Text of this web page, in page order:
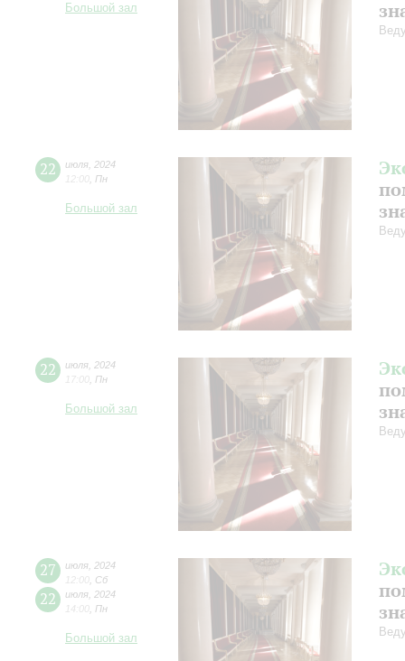
Большой зал
22 июля 2024
12:00 Пн
Большой зал
22 июля 2024
17:00 Пн
Большой зал
27 июля 2024
12:00 Сб
22 июля 2024
14:00 Пн
Большой зал